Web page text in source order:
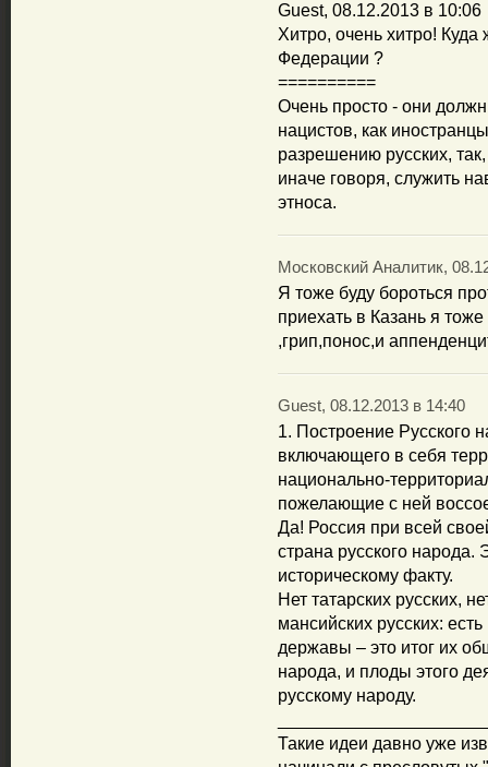
Guest, 08.12.2013 в 10:06
Хитро, очень хитро!
Федерации ?
==========
Очень просто - они
нацистов, как
разрешению русских,
иначе говоря, служить
этноса.
Московский Аналитик,
Я тоже буду бороться
приехать в Казань я
,грип,понос,и
Guest, 08.12.2013 в 14:40
1. Построение Русского
включающего в себя
национально-
пожелающие с ней
Да! Россия при всей
страна русского народа.
историческому факту.
Нет татарских русских,
мансийских русских:
державы – это итог их
народа, и плоды этого
русскому народу.
Такие идеи давно уже